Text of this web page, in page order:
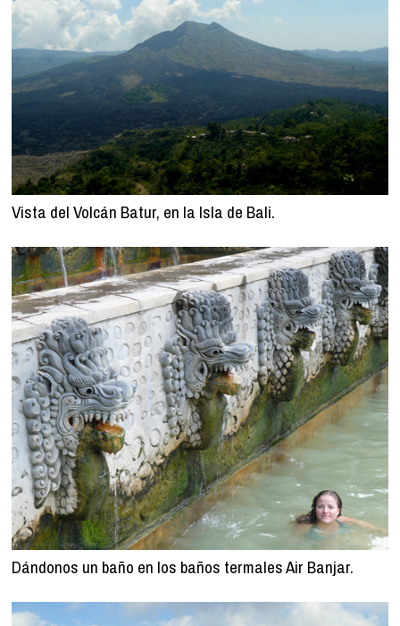
Vista del Volcán Batur, en la Isla de Bali.
Dándonos un baño en los baños termales Air Banjar.